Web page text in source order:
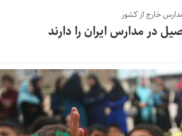
خارج از کشور